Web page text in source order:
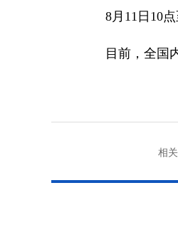
8月11日10点
目前，全国内
相